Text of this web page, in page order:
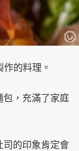
的料理。
包，充滿了家庭
司的印象肯定會